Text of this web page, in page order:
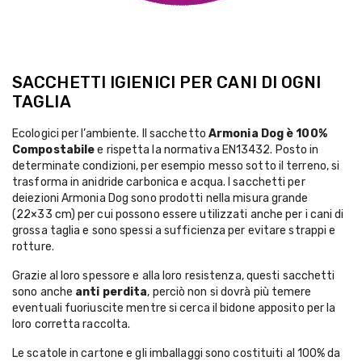
SACCHETTI IGIENICI PER CANI DI OGNI
TAGLIA
Ecologici per l’ambiente. Il sacchetto Armonia Dog è 100%
Compostabilee rispetta la normativa EN13432. Posto in
determinate condizioni, per esempio messo sotto il terreno, si
trasforma in anidride carbonica e acqua. I sacchetti per
deiezioni Armonia Dog sono prodotti nella misura grande
(22×33 cm) per cui possono essere utilizzati anche per i cani di
grossa taglia e sono spessi a sufficienza per evitare strappi e
rotture.
Grazie al loro spessore e alla loro resistenza, questi sacchetti
sono anche anti perdita, perciò non si dovrà più temere
eventuali fuoriuscite mentre si cerca il bidone apposito per la
loro corretta raccolta.
Le scatole in cartone e gli imballaggi sono costituiti al 100% da